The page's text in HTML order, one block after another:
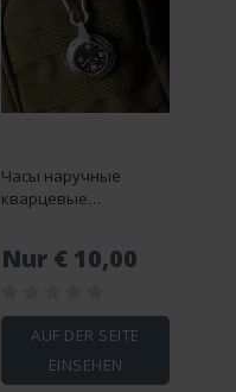
Часы наручные
кварцевые
элегантные
уличные для мужчин
и женщин, с брелком
для ключей, для
медсестер, доктор
Nur € 10,00
AUF DER SEITE
EINSEHEN